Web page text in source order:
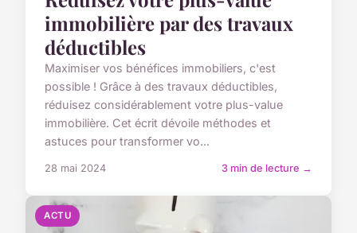
immobilière par des travaux
déductibles
Maximiser vos bénéfices immobiliers, c'est
possible ! Grâce à des travaux déductibles,
réduisez considérablement votre plus-value
immobilière. Cet écrit dévoile méthodes et
astuces pour transformer vo...
28 mai 2024 3 min de lecture →
ACTU